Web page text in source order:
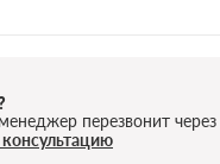
перезвонит
консультацию